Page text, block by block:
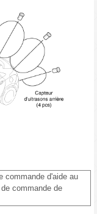
commande d'aide au
commande de